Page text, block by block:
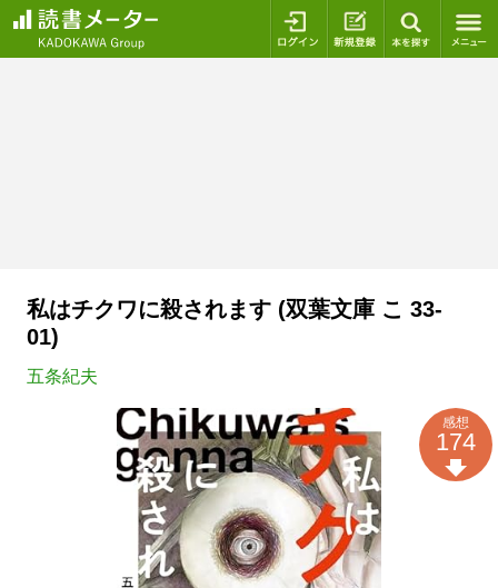
ログイン 新規登録
私はチクワに殺されます (双葉文庫 こ 33-
01)
五条紀夫
感想
174